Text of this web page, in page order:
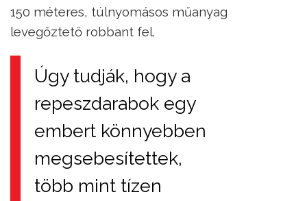
150 méteres, túlnyomásos műanyag
levegőztető robbant fel.
Úgy tudják, hogy a
repeszdarabok egy
embert könnyebben
megsebesítettek,
több mint tízen